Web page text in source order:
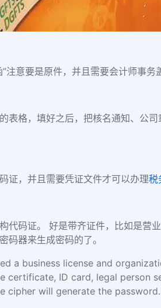
意要是原件，并且需要会计师事务
表格，填好之后，把核名通知、公司
证，并且需要凭证文件才可以办理税
代码证。 好是带齐证件，比如是营
码器来生成密码的了。
a business license and
certificate, ID card, legal person
cipher will generate the